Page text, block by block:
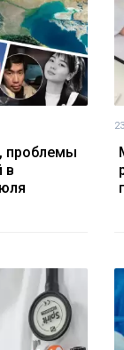
проблемы
в